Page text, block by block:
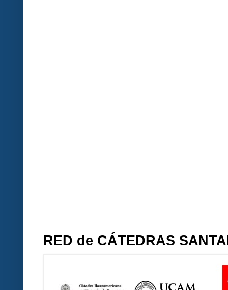
RED de CÁTEDRAS